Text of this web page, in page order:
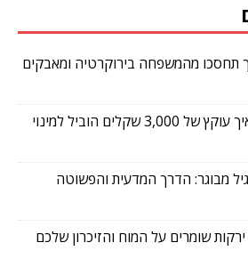
תחסכו מהמשפחה בירוקרטיה ומאבקים
ד"ר אלעד לאור משתף: איך עוקץ של 3,000 שקלים הוביל למינוי
מבוגר: הדרך המדעית והפשוטה
אילו ירקות שומרים על המוח והזיכרון שלכם